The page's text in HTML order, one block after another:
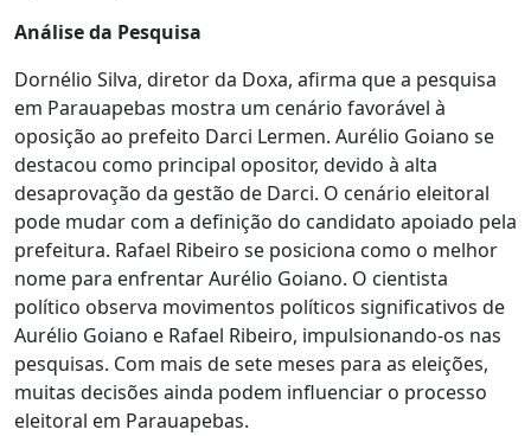
Análise da Pesquisa
Dornélio Silva, diretor da Doxa, afirma que a pesquisa
em Parauapebas mostra um cenário favorável à
oposição ao prefeito Darci Lermen. Aurélio Goiano se
destacou como principal opositor, devido à alta
desaprovação da gestão de Darci. O cenário eleitoral
pode mudar com a definição do candidato apoiado pela
prefeitura. Rafael Ribeiro se posiciona como o melhor
nome para enfrentar Aurélio Goiano. O cientista
político observa movimentos políticos significativos de
Aurélio Goiano e Rafael Ribeiro, impulsionando-os nas
pesquisas. Com mais de sete meses para as eleições,
muitas decisões ainda podem influenciar o processo
eleitoral em Parauapebas.